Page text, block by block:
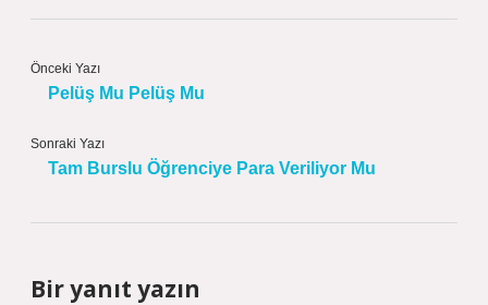
Önceki Yazı
Pelüş Mu Pelüş Mu
Sonraki Yazı
Tam Burslu Öğrenciye Para Veriliyor Mu
Bir yanıt yazın